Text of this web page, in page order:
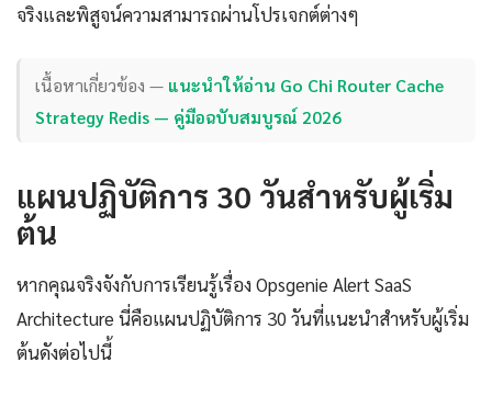
จริงและพิสูจน์ความสามารถผ่านโปรเจกต์ต่างๆ
เนื้อหาเกี่ยวข้อง — แนะนำให้อ่าน Go Chi Router Cache
Strategy Redis — คู่มือฉบับสมบูรณ์ 2026
แผนปฏิบัติการ 30 วันสำหรับผู้เริ่ม
ต้น
หากคุณจริงจังกับการเรียนรู้เรื่อง Opsgenie Alert SaaS
Architecture นี่คือแผนปฏิบัติการ 30 วันที่แนะนำสำหรับผู้เริ่ม
ต้นดังต่อไปนี้